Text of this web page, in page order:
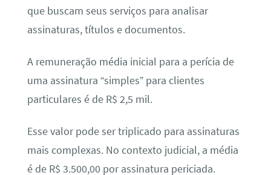
que buscam seus serviços para analisar
assinaturas, títulos e documentos.
A remuneração média inicial para a perícia de
uma assinatura “simples” para clientes
particulares é de R$ 2,5 mil.
Esse valor pode ser triplicado para assinaturas
mais complexas. No contexto judicial, a média
é de R$ 3.500,00 por assinatura periciada.